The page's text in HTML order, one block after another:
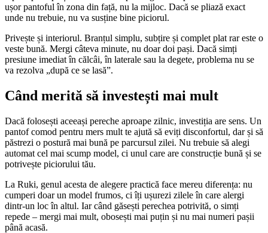
ușor pantoful în zona din față, nu la mijloc. Dacă se pliază exact
unde nu trebuie, nu va susține bine piciorul.
Privește și interiorul. Branțul simplu, subțire și complet plat rar este o
veste bună. Mergi câteva minute, nu doar doi pași. Dacă simți
presiune imediat în călcâi, în laterale sau la degete, problema nu se
va rezolva „după ce se lasă”.
Când merită să investești mai mult
Dacă folosești aceeași pereche aproape zilnic, investiția are sens. Un
pantof comod pentru mers mult te ajută să eviți disconfortul, dar și să
păstrezi o postură mai bună pe parcursul zilei. Nu trebuie să alegi
automat cel mai scump model, ci unul care are construcție bună și se
potrivește piciorului tău.
La Ruki, genul acesta de alegere practică face mereu diferența: nu
cumperi doar un model frumos, ci îți ușurezi zilele în care alergi
dintr-un loc în altul. Iar când găsești perechea potrivită, o simți
repede – mergi mai mult, obosești mai puțin și nu mai numeri pașii
până acasă.